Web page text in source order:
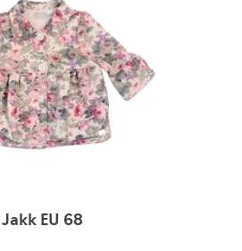
Jakk EU 68